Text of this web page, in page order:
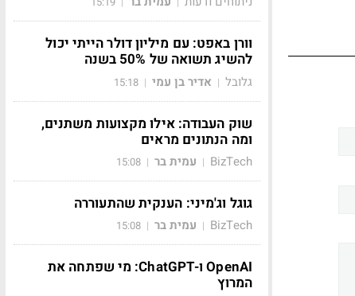
וורן באפט: עם מיליון דולר הייתי יכול
להשיג תשואה של 50% בשנה
גלובל | אדיר בן עמי |
15:18
שוק העבודה: אילו מקצועות משתנים,
ומה הנתונים מראים
BizTech
| עמית בר |
15:08
גוגל וג'מיני: הענקית שהתעוררה
BizTech
| עמית בר |
15:08
OpenAI ו-ChatGPT: מי שפתחה את
המרוץ